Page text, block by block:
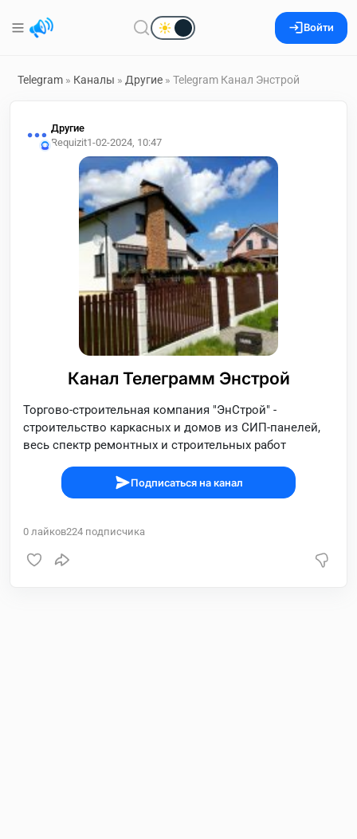
Войти
Telegram » Каналы » Другие » Telegram Канал Энстрой
Другие
Requizit1-02-2024, 10:47
Канал Телеграмм Энстрой
Торгово-строительная компания "ЭнСтрой" -
строительство каркасных и домов из СИП-панелей,
весь спектр ремонтных и строительных работ
Подписаться на канал
0 лайков224 подписчика